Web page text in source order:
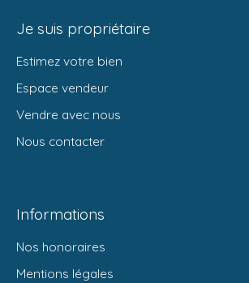
Je suis propriétaire
Estimez votre bien
Espace vendeur
Vendre avec nous
Nous contacter
Informations
Nos honoraires
Mentions légales